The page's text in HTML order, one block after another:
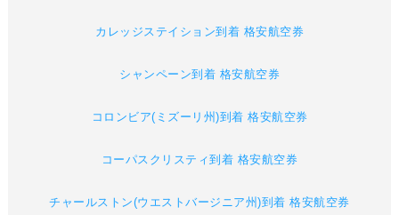
カレッジステイション到着 格安航空券
シャンペーン到着 格安航空券
コロンビア(ミズーリ州)到着 格安航空券
コーパスクリスティ到着 格安航空券
チャールストン(ウエストバージニア州)到着 格安航空券